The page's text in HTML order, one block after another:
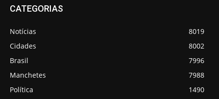
CATEGORIAS
Notícias
8019
Cidades
8002
Brasil
7996
Manchetes
7988
Política
1490